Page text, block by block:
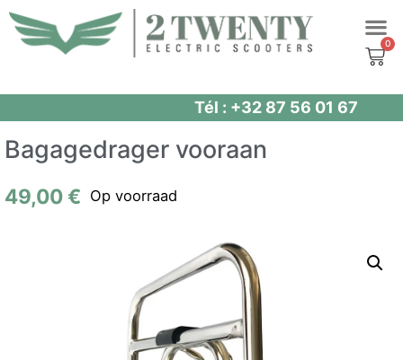
Spring
naar
Tél : +32 87 56 01 67
Bagagedrager vooraan
49,00€ Op voorraad